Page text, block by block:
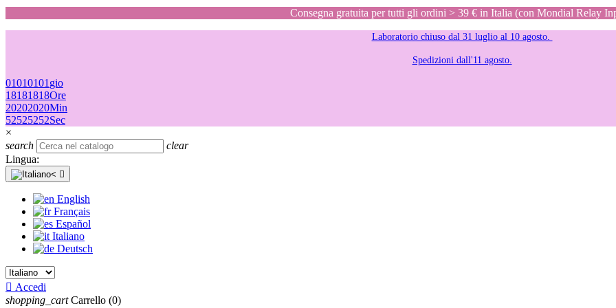
Consegna gratuita per tutti gli ordini > 39 € in Italia (con Mondial Relay
Laboratorio chiuso dal 31 luglio al 10 agosto.
Spedizioni dall'11 agosto.
01010101 gio
18181818Ore
20202020Min
52525252Sec
×
search
clear
Lingua:

English
Français
Español
Italiano
Deutsch
 Accedi
shopping_cart Carrello (0)